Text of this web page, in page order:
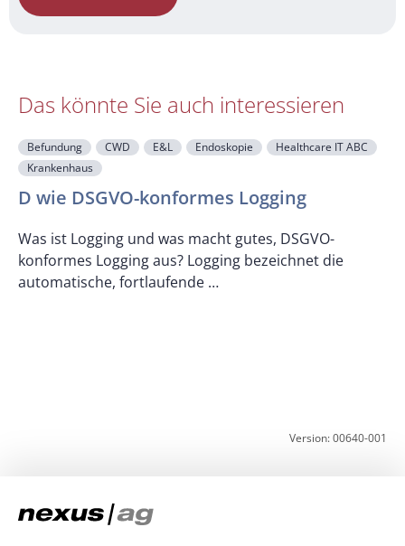
Das könnte Sie auch interessieren
Befundung CWD E&L Endoskopie
Healthcare IT ABC
Krankenhaus
D wie DSGVO-konformes Logging
Was ist Logging und was macht gutes, DSGVO-
konformes Logging aus? Logging bezeichnet die
automatische, fortlaufende …
Version: 00640-001